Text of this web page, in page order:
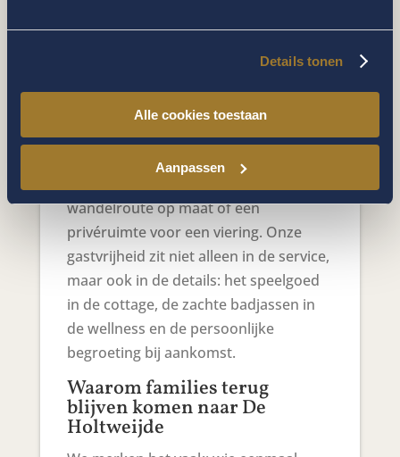
Details tonen
Alle cookies toestaan
Aanpassen
wij regelen uw
Een familieweekend vraagt
voorbereiding, en die nemen wij u
graag uit handen. Al vóór aankomst
stemmen we uw wensen af: extra
wandelroute op maat of een
privéruimte voor een viering. Onze
gastvrijheid zit niet alleen in de service,
maar ook in de details: het speelgoed
in de cottage, de zachte badjassen in
de wellness en de persoonlijke
begroeting bij aankomst.
Waarom families terug
blijven komen naar De
Holtweijde